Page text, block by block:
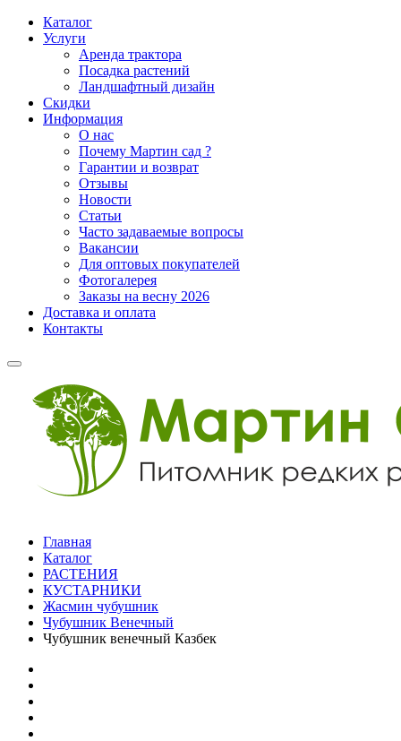
Каталог
Услуги
Аренда трактора
Посадка растений
Ландшафтный дизайн
Скидки
Информация
О нас
Почему Мартин сад ?
Гарантии и возврат
Отзывы
Новости
Статьи
Часто задаваемые вопросы
Вакансии
Для оптовых покупателей
Фотогалерея
Заказы на весну 2026
Доставка и оплата
Контакты
Главная
Каталог
РАСТЕНИЯ
КУСТАРНИКИ
Жасмин чубушник
Чубушник Венечный
Чубушник венечный Казбек